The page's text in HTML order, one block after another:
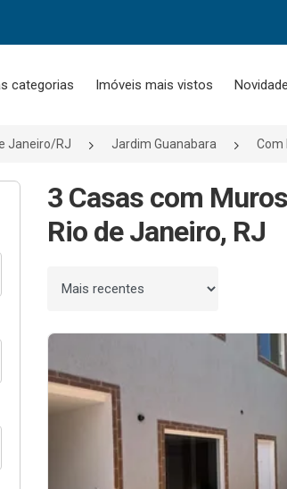
categorias Imóveis mais vistos
Janeiro/RJ Jardim Guanabara Com
3 Casas com
Rio de Janeiro, RJ
Ordenar por